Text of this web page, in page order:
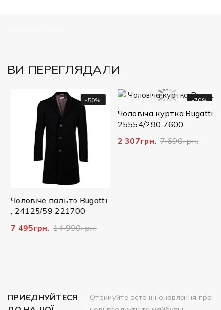
ВИ ПЕРЕГЛЯДАЛИ
-50%
Чоловіче пальто Bugatti
, 24125/59 221700
7 495грн.
14 990грн.
-70%
Чоловіча куртка Bugatti ,
25554/290 7600
2 307грн.
7 690грн.
ПРИЄДНУЙТЕСЯ
Отримуйте останні оновлення про